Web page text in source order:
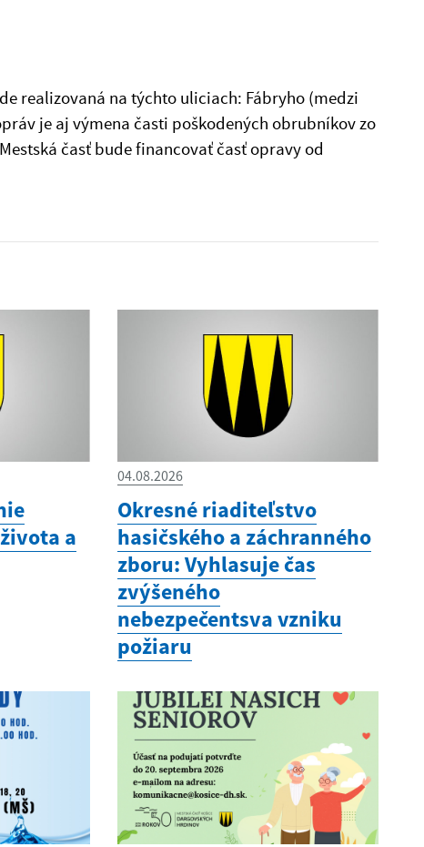
realizovaná na týchto uliciach: Fábryho (medzi
je aj výmena časti poškodených obrubníkov zo
časť bude financovať časť opravy od
a
04.08.2026
Okresné riaditeľstvo
hasičského a záchranného
zboru: Vyhlasuje čas
zvýšeného
nebezpečentsva vzniku
požiaru